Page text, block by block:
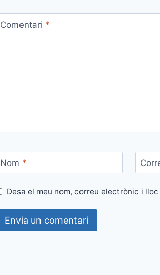
Comentari *
Nom *
Desa el meu nom, correu electrònic i